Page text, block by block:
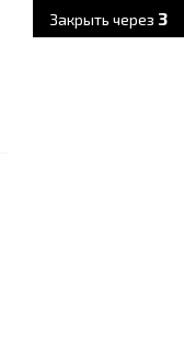
Закрыть через 3